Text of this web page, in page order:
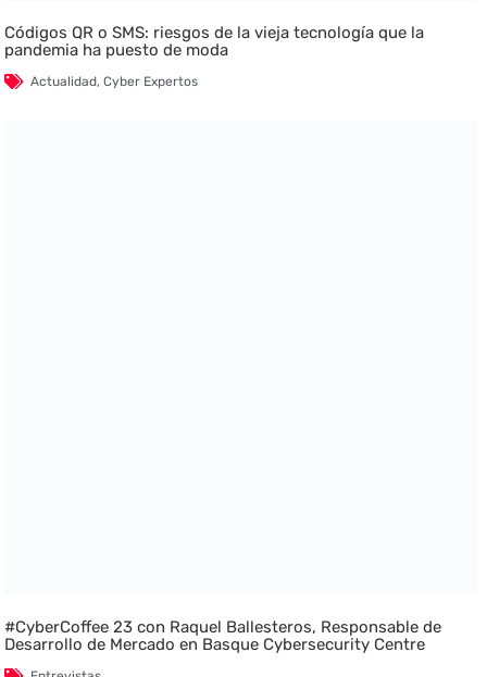
Códigos QR o SMS: riesgos de la vieja tecnología que la
pandemia ha puesto de moda
Actualidad,Cyber Expertos
#CyberCoffee 23 con Raquel Ballesteros, Responsable de
Desarrollo de Mercado en Basque Cybersecurity Centre